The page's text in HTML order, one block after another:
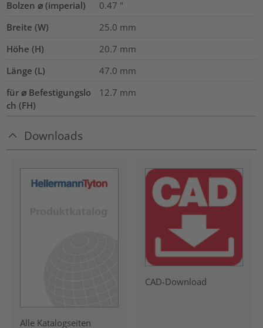
Bolzen ⌀ (imperial)
0.47 "
Breite (W)
25.0 mm
Höhe (H)
20.7 mm
Länge (L)
47.0 mm
für ⌀ Befestigungslo
ch (FH)
12.7 mm
Downloads
Alle Katalogseiten
CAD-Download